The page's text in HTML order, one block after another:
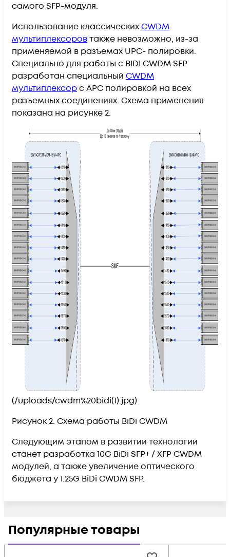
самого SFP-модуля.
Использование классическихCWDM
мультиплексоровтакже невозможно, из-за
применяемой в разъемах UPC- полировки.
Специально для работы с BIDI CWDM SFP
разработан специальный CWDM
мультиплексорс APC полировкой на всех
разъемных соединениях. Схема применения
показана на рисунке 2.
(/uploads/cwdm%20bidi(1).jpg)
Рисунок 2. Схема работы BiDi CWDM
Следующим этапом в развитии технологии
станет разработка 10G BiDi SFP+ / XFP CWDM
модулей, а также увеличение оптического
бюджета у 1.25G BiDi CWDM SFP.
Популярные товары